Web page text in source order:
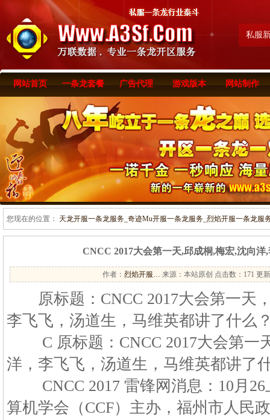
私服
网站首页 一条龙套餐 广告代理 游戏版本 网站制作
您现在的位置： 天龙开服一条龙服务_奇迹Mu开服一条龙服务_烈焰开服一条龙服
CNCC 2017大会第一天,邱成桐,梅宏,沈向洋
作者： 烈焰开服… 来源：本站原创 点击数： 171 更
原标题：CNCC 2017大会第一天
李飞飞，汤道生，马维英都讲了什么
C 原标题：CNCC 2017大会第一
洋，李飞飞，汤道生，马维英都讲了
CNCC 2017 雷锋网消息：10月26
算机学会（CCF）主办，福州市人民